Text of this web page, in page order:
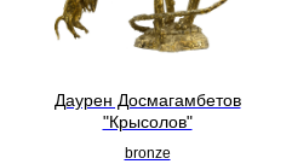
Даурен Досмагамбетов
"Крысолов"
bronze